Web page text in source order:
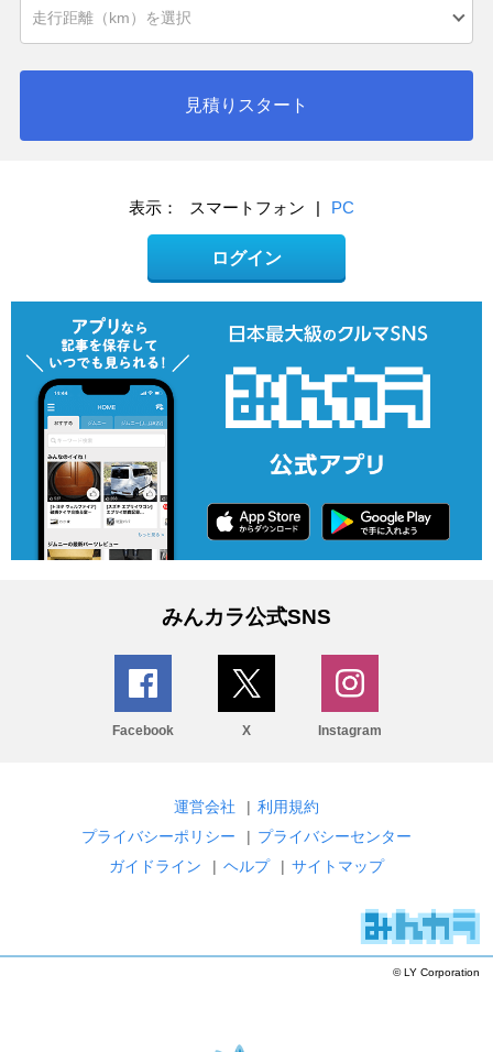
見積りスタート
表示： スマートフォン | PC
ログイン
みんカラ公式SNS
Facebook X Instagram
運営会社 | 利用規約
プライバシーポリシー
| プライバシーセンター
ガイドライン
| ヘルプ | サイトマップ
© LY Corporation